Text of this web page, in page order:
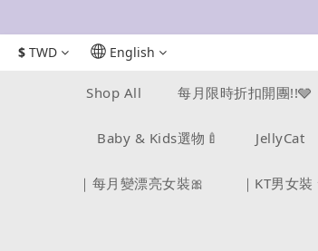
$ TWD English
Shop All 每月限時折扣開團!!🩶
Baby & Kids選物🍼 JellyCat
｜每月變漂亮女裝🎀 ｜KT男女裝